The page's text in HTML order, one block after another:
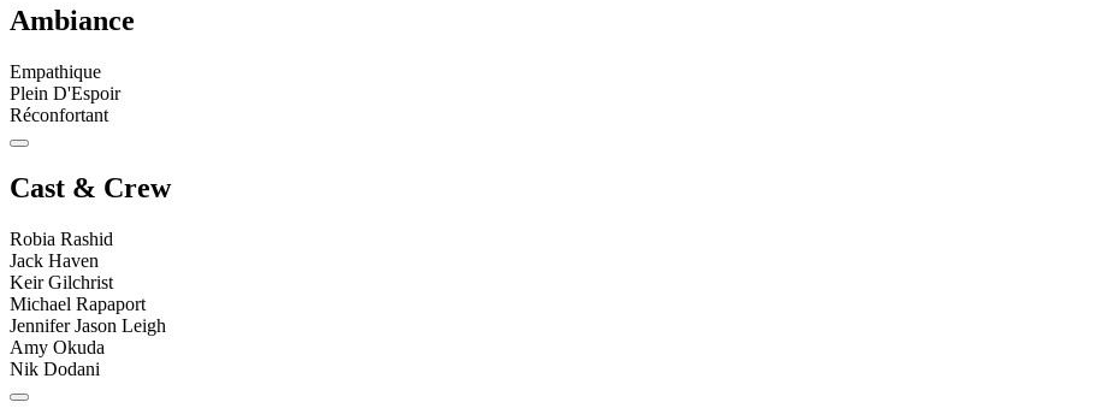
Ambiance
Empathique
Plein D'Espoir
Réconfortant
Cast & Crew
Robia Rashid
Jack Haven
Keir Gilchrist
Michael Rapaport
Jennifer Jason Leigh
Amy Okuda
Nik Dodani